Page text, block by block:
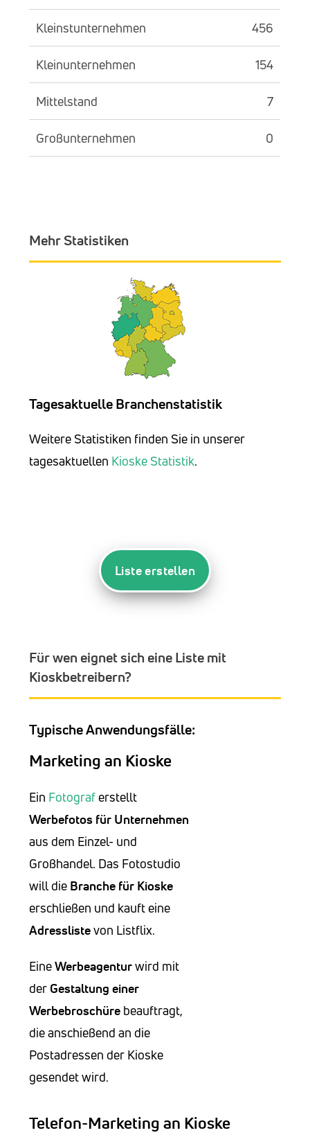
Kleinstunternehmen 456
Kleinunternehmen 154
Mittelstand 7
Großunternehmen 0
Mehr Statistiken
Tagesaktuelle Branchenstatistik
Weitere Statistiken finden Sie in unserer
tagesaktuellen Kioske Statistik.
Liste erstellen
Für wen eignet sich eine Liste mit
Kioskbetreibern?
Typische Anwendungsfälle:
Marketing an Kioske
Ein Fotograf erstellt
Werbefotos für Unternehmen
aus dem Einzel- und
Großhandel. Das Fotostudio
will die Branche für Kioske
erschließen und kauft eine
Adresslistevon Listflix.
EineWerbeagenturwird mit
der Gestaltung einer
Werbebroschüre beauftragt,
die anschießend an die
Postadressen der Kioske
gesendet wird.
Telefon-Marketing an Kioske